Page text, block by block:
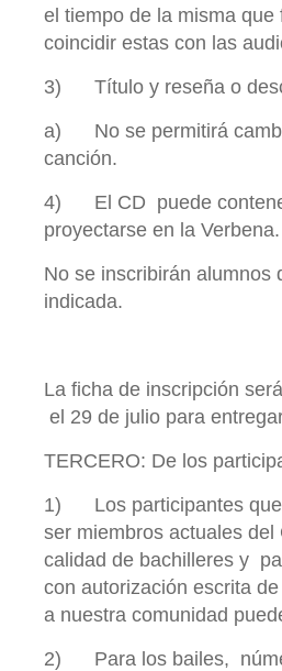
el tiempo de la misma
coincidir estas con las
3) Título y reseña o
a) No se permitirá
canción.
4) El CD puede
proyectarse en la Verbena.
No se inscribirán alumnos
indicada.
La ficha de inscripción
el 29 de julio para
TERCERO: De los
1) Los participantes que
ser miembros actuales
calidad de bachilleres y
con autorización escrita
a nuestra comunidad
2) Para los bailes,